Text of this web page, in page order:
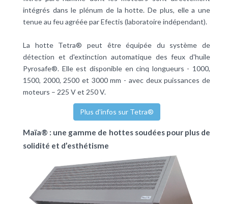
intégrés dans le plénum de la hotte. De plus, elle a une
tenue au feu agréée par Efectis (laboratoire indépendant).
La hotte Tetra® peut être équipée du système de
détection et d'extinction automatique des feux d'huile
Pyrosafe®. Elle est disponible en cinq longueurs - 1000,
1500, 2000, 2500 et 3000 mm - avec deux puissances de
moteurs – 225 V et 250 V.
Plus d'infos sur Tetra®
Maïa® : une gamme de hottes soudées pour plus de
solidité et d’esthétisme